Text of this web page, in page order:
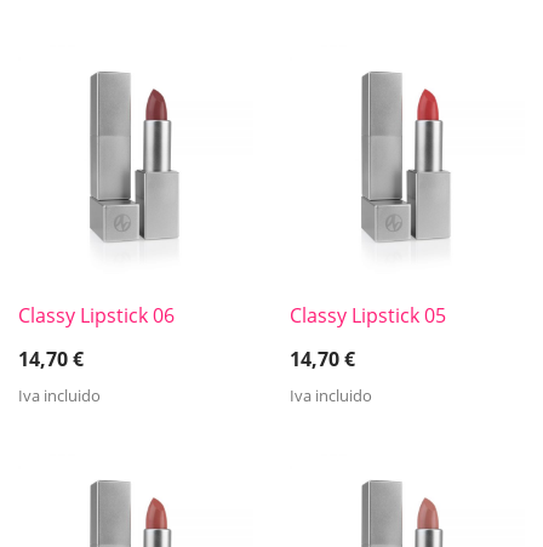
Classy Lipstick 06
14,70€
Iva incluido
Classy Lipstick 05
14,70€
Iva incluido